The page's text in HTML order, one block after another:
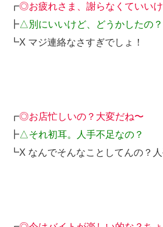
┏◎お疲れさま、謝らなくていい
┣△別にいいけど、どうかしたの？
┗X マジ連絡なさすぎでしょ！
┏◎お店忙しいの？大変だね〜
┣△それ初耳。人手不足なの？
┗X なんでそんなことしてんの？